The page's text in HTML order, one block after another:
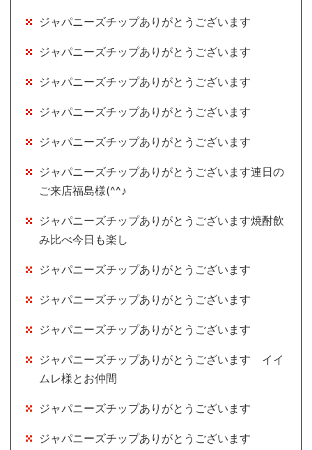
ジャパニーズチップありがとうございます
ジャパニーズチップありがとうございます
ジャパニーズチップありがとうございます
ジャパニーズチップありがとうございます
ジャパニーズチップありがとうございます
ジャパニーズチップありがとうございます連日の
ご来店福島様(^^♪
ジャパニーズチップありがとうございます焼酎飲
み比べ今日も楽し
ジャパニーズチップありがとうございます
ジャパニーズチップありがとうございます
ジャパニーズチップありがとうございます
ジャパニーズチップありがとうございます イイ
ムレ様とお仲間
ジャパニーズチップありがとうございます
ジャパニーズチップありがとうございます